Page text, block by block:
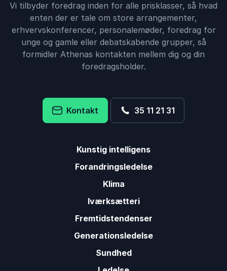
Vi tilbyder foredrag inden for alle prisklasser, så hvad
enten der er tale om store arrangementer,
erhvervskonferencer, personalemøder, foredrag for
unge og gamle eller debatskabende grupper, så
formidler Athenas kontakten mellem dig og din
foredragsholder.
Kontakt 35 11 21 31
Kunstig intelligens
Forandringsledelse
Klima
Iværksætteri
Fremtidstendenser
Generationsledelse
Sundhed